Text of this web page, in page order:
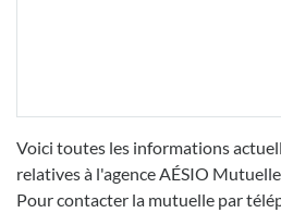
Voici toutes les informations
relatives à l'agence AÉSIO
Pour contacter la mutuelle par